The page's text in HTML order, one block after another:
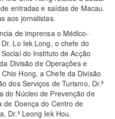
entradas e saídas de Macau.
aos jornalistas.
de imprensa o Médico-
Lo Iek Long, o chefe do
do Instituto de Acção
Divisão de Operações e
Hong, a Chefe da Divisão
dos Serviços de Turismo, Dr.ª
do Núcleo de Prevenção de
de Doença do Centro de
Dr.ª Leong Iek Hou.